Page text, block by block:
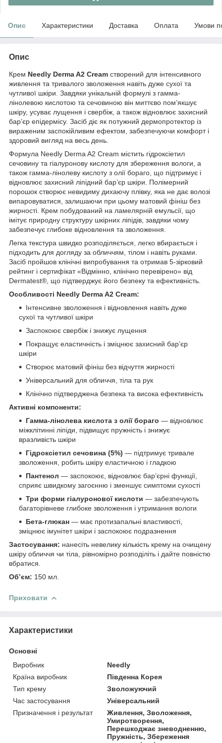
Опис Характеристики Доставка Оплата Умови
Опис
Крем Needly Derma A2 Cream створений для інтенсивного
живлення та тривалого зволоження навіть дуже сухої та
чутливої шкіри. Завдяки унікальній формулі з гамма-
лінолевою кислотою та сечовиною він миттєво пом’якшує
шкіру, усуває лущення і свербіж, а також відновлює захисний
бар’єр епідермісу. Засіб діє як потужний дермопротектор із
вираженим заспокійливим ефектом, забезпечуючи комфорт і
здоровий вигляд на весь день.
Формула Needly Derma A2 Cream містить гідроксіетил
сечовину та гіалуронову кислоту для збереження вологи, а
також гамма-лінолеву кислоту з олії бораго, що підтримує і
відновлює захисний ліпідний бар’єр шкіри. Полімерний
порошок створює невидиму дихаючу плівку, яка не дає волозі
випаровуватися, залишаючи при цьому матовий фініш без
жирності. Крем побудований на ламелярній емульсії, що
імітує природну структуру шкірних ліпідів, завдяки чому
забезпечує глибоке відновлення та зволоження.
Легка текстура швидко розподіляється, легко вбирається і
підходить для догляду за обличчям, тілом і навіть руками.
Засіб пройшов клінічні випробування та отримав 5-зірковий
рейтинг і сертифікат «Відмінно, клінічно перевірено» від
Dermatest®, що підтверджує його безпеку та ефективність.
Особливості Needly Derma A2 Cream:
Інтенсивне зволоження і відновлення навіть дуже
сухої та чутливої шкіри
Заспокоює свербіж і знижує лущення
Покращує еластичність і зміцнює захисний бар’єр
шкіри
Створює матовий фініш без відчуття жирності
Універсальний для обличчя, тіла та рук
Клінічно підтверджена безпека та висока ефективність
Активні компоненти:
Гамма-лінолева кислота з олії бораго — відновлює
міжклітинні ліпіди, підвищує пружність і знижує
вразливість шкіри
Гідроксіетил сечовина (5%) — підтримує тривале
зволоження, робить шкіру еластичною і гладкою
Пантенол — заспокоює, відновлює бар’єрні функції,
сприяє швидкому загоєнню і зменшує симптоми сухості
Три форми гіалуронової кислоти — забезпечують
багаторівневе глибоке зволоження і утримання вологи
Бета-глюкан — має протизапальні властивості,
зміцнює імунітет шкіри і заспокоює подразнення
Застосування: нанесіть невелику кількість крему на очищену
шкіру обличчя чи тіла, рівномірно розподіліть і дайте повністю
вбратися.
Об’єм: 150 мл.
Приховати
Характеристики
Основні
Виробник
Needly
Країна виробник
Південна Корея
Тип крему
Зволожуючий
Час застосування
Універсальний
Призначення і результат
Живлення, Зволоження,
Умиротворення,
Перешкоджає зневодненню,
Пружність, Збереження